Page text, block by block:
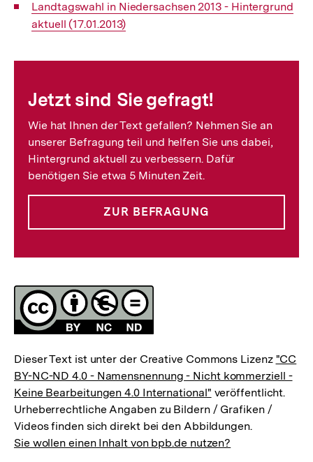
Interner
Link:
Landtagswahl in Niedersachsen 2013 - Hintergrund
aktuell (17.01.2013)
Jetzt sind Sie gefragt!
Wie hat Ihnen der Text gefallen? Nehmen Sie an
unserer Befragung teil und helfen Sie uns dabei,
Hintergrund aktuell zu verbessern. Dafür
benötigen Sie etwa 5 Minuten Zeit.
ZUR BEFRAGUNG
Lizenz
Dieser Text ist unter der Creative Commons Lizenz "CC
BY-NC-ND 4.0 - Namensnennung - Nicht kommerziell -
Keine Bearbeitungen 4.0 International" veröffentlicht.
Urheberrechtliche Angaben zu Bildern / Grafiken /
Videos finden sich direkt bei den Abbildungen.
Sie wollen einen Inhalt von bpb.de nutzen?